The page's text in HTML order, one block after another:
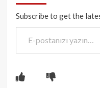
Subscribe to get the
E-postanızı yazın…